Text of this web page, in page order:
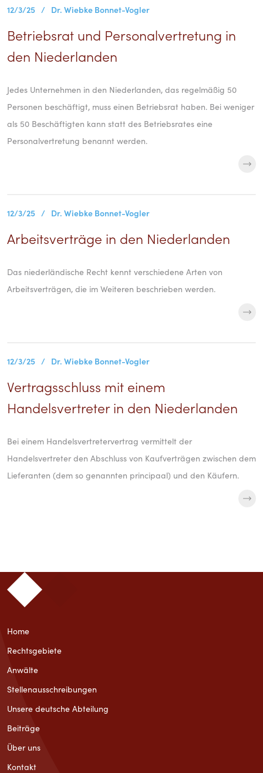
12/3/25 / Dr. Wiebke Bonnet-Vogler
Betriebsrat und Personalvertretung in
den Niederlanden
Jedes Unternehmen in den Niederlanden, das regelmäßig 50
Personen beschäftigt, muss einen Betriebsrat haben. Bei weniger
als 50 Beschäftigten kann statt des Betriebsrates eine
Personalvertretung benannt werden.
12/3/25 / Dr. Wiebke Bonnet-Vogler
Arbeitsverträge in den Niederlanden
Das niederländische Recht kennt verschiedene Arten von
Arbeitsverträgen, die im Weiteren beschrieben werden.
12/3/25 / Dr. Wiebke Bonnet-Vogler
Vertragsschluss mit einem
Handelsvertreter in den Niederlanden
Bei einem Handelsvertretervertrag vermittelt der
Handelsvertreter den Abschluss von Kaufverträgen zwischen dem
Lieferanten (dem so genannten principaal) und den Käufern.
Home
Rechtsgebiete
Anwälte
Stellenausschreibungen
Unsere deutsche Abteilung
Beiträge
Über uns
Kontakt